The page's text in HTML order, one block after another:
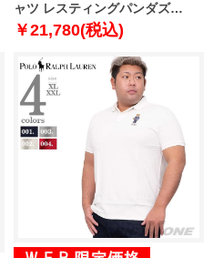
ャツ レスティングパンダズ
1278-3255-1 3L 4L 5L 6L
￥21,780(税込)